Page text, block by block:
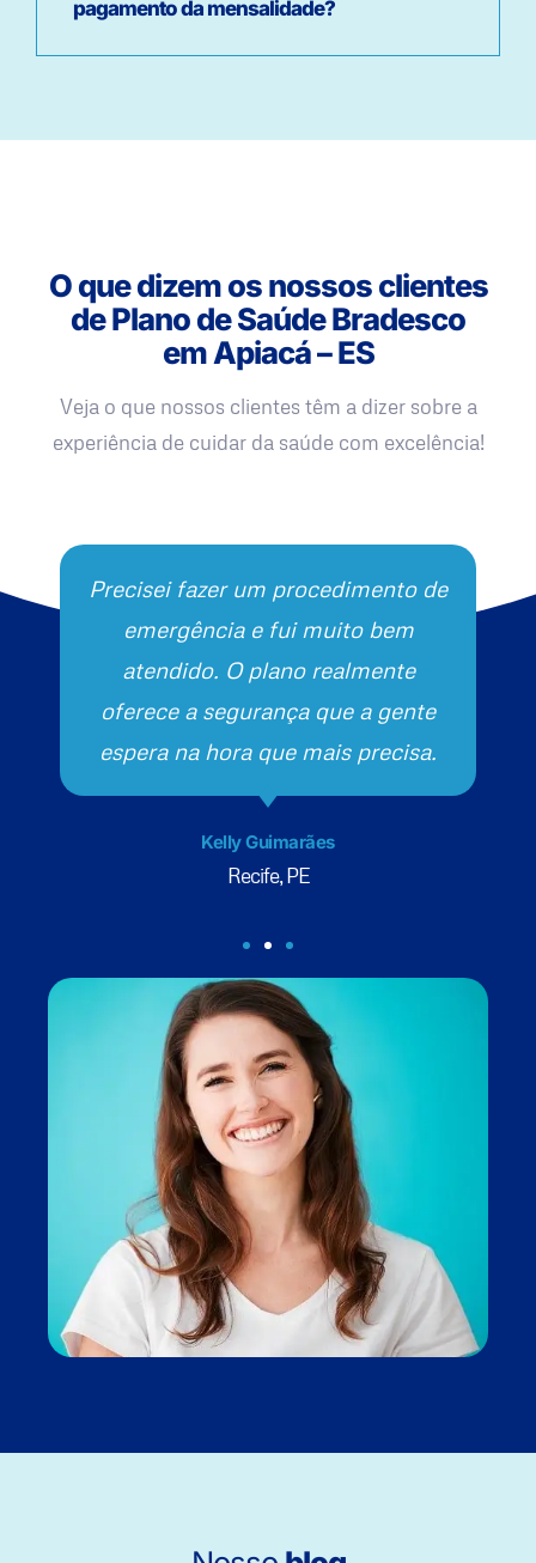
pagamento da mensalidade?
O que dizem os nossos clientes
de Plano de Saúde Bradesco
em Apiacá – ES
Veja o que nossos clientes têm a dizer sobre a
experiência de cuidar da saúde com excelência!
Precisei fazer um procedimento de
emergência e fui muito bem
atendido. O plano realmente
oferece a segurança que a gente
espera na hora que mais precisa.
Kelly Guimarães
Recife, PE